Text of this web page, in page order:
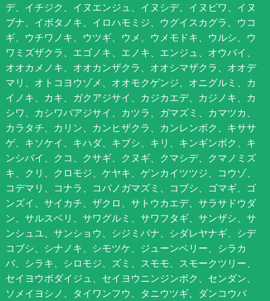
デ、イチジク、イヌエンジュ、イヌシデ、イヌビワ、イヌ
ブナ、イボタノキ、イロハモミジ、ウグイスカグラ、ウコ
ギ、ウチワノキ、ウツギ、ウメ、ウメモドキ、ウルシ、ウ
ワミズザクラ、エゴノキ、エノキ、エンジュ、オウバイ、
オオカメノキ、オオカンザクラ、オオシマザクラ、オオデ
マリ、オトコヨウゾメ、オオモクゲンジ、オニグルミ、カ
イノキ、カキ、ガクアジサイ、カジカエデ、カジノキ、カ
シワ、カシワバアジサイ、カツラ、ガマズミ、カマツカ、
カラタチ、カリン、カンヒザクラ、カンレンボク、キササ
ゲ、キソケイ、キハダ、キブシ、キリ、キンギンボク、キ
ンシバイ、クコ、クサギ、クヌギ、クマシデ、クマノミズ
キ、クリ、クロモジ、ケヤキ、ゲンカイツツジ、コウゾ、
コデマリ、コナラ、コバノガマズミ、コブシ、ゴマギ、ゴ
ンズイ、サイカチ、ザクロ、サトウカエデ、サラサドウダ
ン、サルスベリ、サワグルミ、サワフタギ、サンザシ、サ
ンシュユ、サンショウ、シジミバナ、シダレヤナギ、シデ
コブシ、シナノキ、シモツケ、ジューンベリー、シラカ
バ、シラキ、シロモジ、ズミ、スモモ、スモークツリー、
セイヨウボダイジュ、セイヨウニンジンボク、センダン、
ソメイヨシノ、タイワンフウ、タニウツギ、ダンコウバ